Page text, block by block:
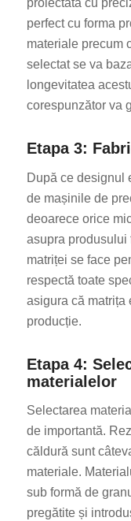
proiectată cu
perfect cu forma
materiale precum
selectat se va
longevitatea
corespunzător va
Etapa 3:
După ce designul
de mașinile de
deoarece orice
asupra produsului
matriței se face
respectă toate
asigura că matrița
producție.
Etapa 4:
materialelor
Selectarea
de importantă.
căldură sunt
materiale.
sub formă de
pregătite și